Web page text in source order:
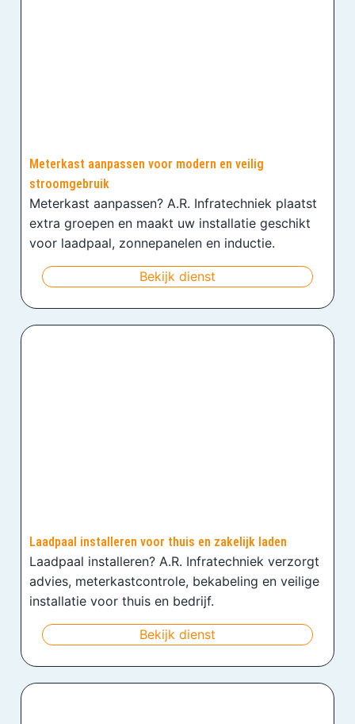
Meterkast aanpassen voor modern en veilig
stroomgebruik
Meterkast aanpassen? A.R. Infratechniek plaatst
extra groepen en maakt uw installatie geschikt
voor laadpaal, zonnepanelen en inductie.
Bekijk dienst
Laadpaal installeren voor thuis en zakelijk laden
Laadpaal installeren? A.R. Infratechniek verzorgt
advies, meterkastcontrole, bekabeling en veilige
installatie voor thuis en bedrijf.
Bekijk dienst